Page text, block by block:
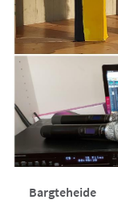
Bargteheide